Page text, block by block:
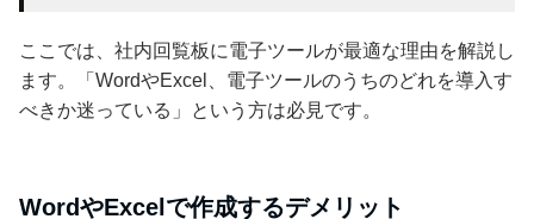
ここでは、社内回覧板に電子ツールが最適な理由を解説し
ます。「WordやExcel、電子ツールのうちのどれを導入す
べきか迷っている」という方は必見です。
WordやExcelで作成するデメリット